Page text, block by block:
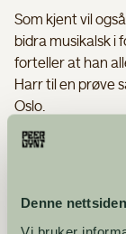
Denne
Vi bruker
Som kjent vil
bidra musikalsk i
forteller at han
Harr til en prøve
Oslo.
- Det var veldig
Regissør Peer